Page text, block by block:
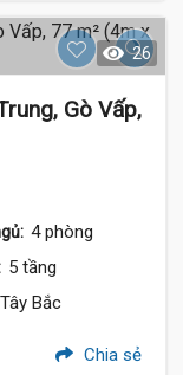
26
Gò Vấp,
4 phòng
5 tầng
Tây Bắc
Chia sẻ